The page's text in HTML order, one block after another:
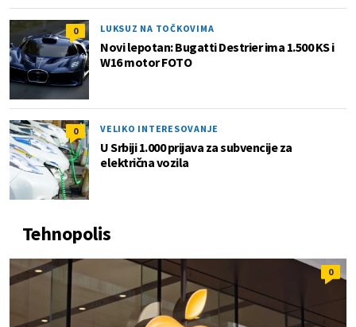
0 LUKSUZ NA TOČKOVIMA
Novi lepotan: Bugatti Destrier ima 1.500 KS i
W16 motor FOTO
0 VELIKO INTERESOVANJE
U Srbiji 1.000 prijava za subvencije za
električna vozila
Tehnopolis
0